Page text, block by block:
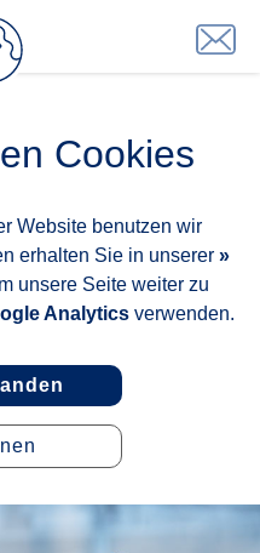
Cookies
Website benutzen wir
erhalten Sie in unserer
unsere Seite weiter zu
Analyticsverwenden.